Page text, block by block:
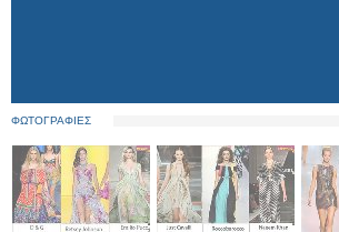
ΦΩΤΟΓΡΑΦΙΕΣ